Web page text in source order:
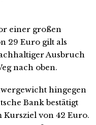
einer großen
29 Euro gilt als
Ausbruch
nach oben.
hingegen
Bank bestätigt
von 42 Euro.